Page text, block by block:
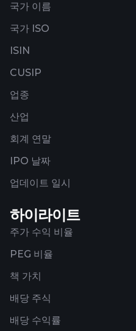
국가 이름
국가 ISO
ISIN
CUSIP
업종
산업
회계 연말
IPO 날짜
업데이트 일시
하이라이트
주가 수익 비율
PEG 비율
책 가치
배당 주식
배당 수익률